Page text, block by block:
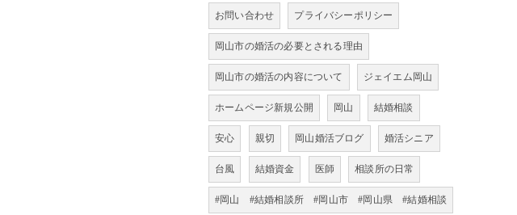
お問い合わせ プライバシーポリシー
岡山市の婚活の必要とされる理由
岡山市の婚活の内容について ジェイエム岡山
ホームページ新規公開 岡山 結婚相談
安心 親切 岡山婚活ブログ 婚活シニア
台風 結婚資金 医師 相談所の日常
#岡山 #結婚相談所 #岡山市 #岡山県 #結婚相談